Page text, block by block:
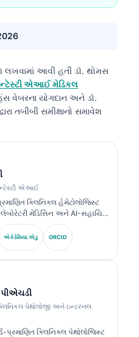
લખવામાં આવી હતી ડૉ. થોમસ
એઆઈ મેડિકલ
વેબરના યોગદાન અને ડૉ.
તબીબી સમીક્ષાનો સમાવેશ
એઆઈ
ક્લિનિકલ હેમેટોલોજિસ્ટ
મેડિસિન અને AI-સહાયિત
વર્ષથી વધુનો અનુભવ છે. Kantesti
તરીકે, તેઓ માલિકી હક્ક ધરાવતા
અંગે ક્લિનિકલ દેખરેખ પૂરી
એકેડેમિયા.એડુ ORCID
પેથોલોજી અને ઇન્ટરનલ
પ્રમાણિત ક્લિનિકલ પેથોલોજિસ્ટ